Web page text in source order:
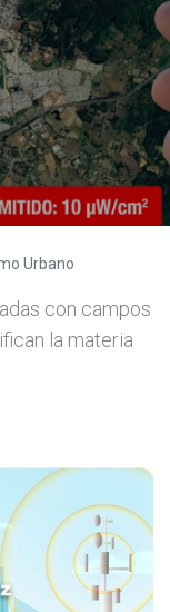
Urbano
con campos
la materia